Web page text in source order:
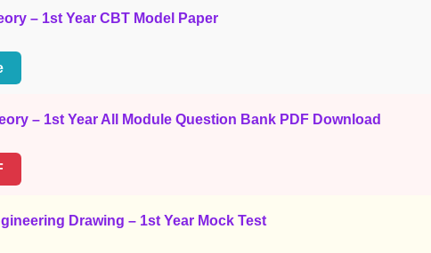
– 1st Year CBT Model Paper
– 1st Year All Module Question Bank PDF Download
Drawing – 1st Year Mock Test